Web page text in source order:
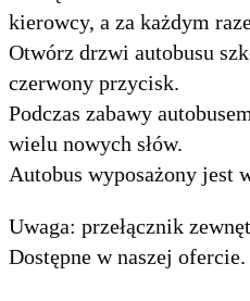
kierowcy, a za każdym
Otwórz drzwi autobusu
czerwony przycisk.
Podczas zabawy
wielu nowych słów.
Autobus wyposażony jest
Uwaga: przełącznik
Dostępne w naszej ofercie.